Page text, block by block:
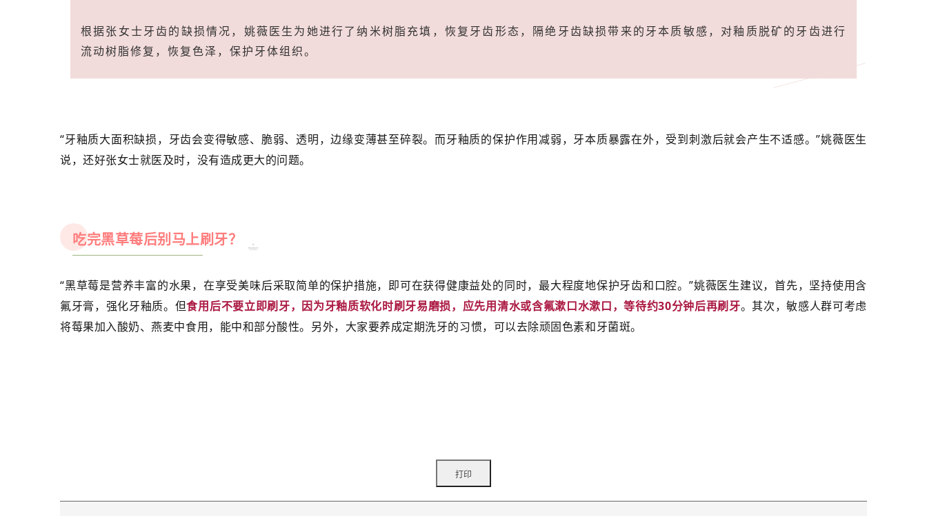
根据张女士牙齿的缺损情况，姚薇医生为她进行了纳米树脂充填，恢复牙齿形态，隔绝牙齿缺损带来的牙本质敏感，对釉质脱矿的牙齿进行
流动树脂修复，恢复色泽，保护牙体组织。
“牙釉质大面积缺损，牙齿会变得敏感、脆弱、透明，边缘变薄甚至碎裂。而牙釉质的保护作用减弱，牙本质暴露在外，受到刺激后就会产生不适感。”姚薇医生
说，还好张女士就医及时，没有造成更大的问题。
吃完黑草莓后别马上刷牙？
“黑草莓是营养丰富的水果，在享受美味后采取简单的保护措施，即可在获得健康益处的同时，最大程度地保护牙齿和口腔。”姚薇医生建议，首先，坚持使用含
氟牙膏，强化牙釉质。但食用后不要立即刷牙，因为牙釉质软化时刷牙易磨损，应先用清水或含氟漱口水漱口，等待约30分钟后再刷牙。其次，敏感人群可考虑
将莓果加入酸奶、燕麦中食用，能中和部分酸性。另外，大家要养成定期洗牙的习惯，可以去除顽固色素和牙菌斑。